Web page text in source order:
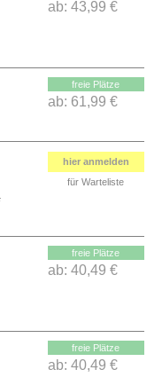
ab: 43,99 €
freie Plätze
ab: 61,99 €
hier anmelden
für Warteliste
freie Plätze
ab: 40,49 €
freie Plätze
ab: 40,49 €